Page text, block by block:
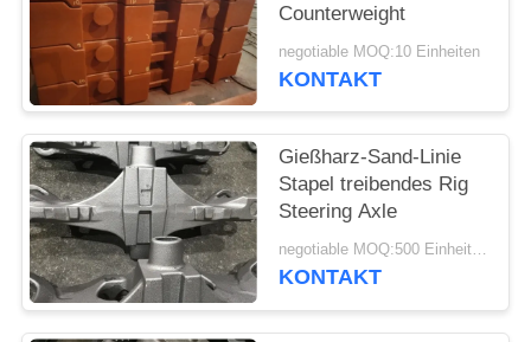
SITEMAP
PRIVACY
POLICY
Counterweight
negotiable MOQ:10 Einheiten
KONTAKT
Gießharz-Sand-Linie
Stapel treibendes Rig
Steering Axle
negotiable MOQ:500 Einheiten
KONTAKT